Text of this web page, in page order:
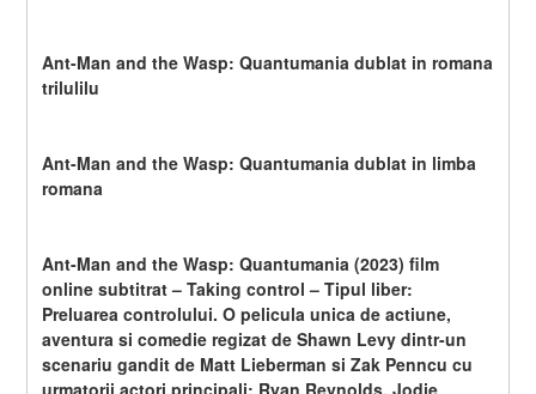
Ant-Man and the Wasp: Quantumania dublat in romana
trilulilu
Ant-Man and the Wasp: Quantumania dublat in limba
romana
Ant-Man and the Wasp: Quantumania (2023) film
online subtitrat – Taking control – Tipul liber:
Preluarea controlului. O pelicula unica de actiune,
aventura si comedie regizat de Shawn Levy dintr-un
scenariu gandit de Matt Lieberman si Zak Penncu cu
urmatorii actori principali: Ryan Reynolds, Jodie